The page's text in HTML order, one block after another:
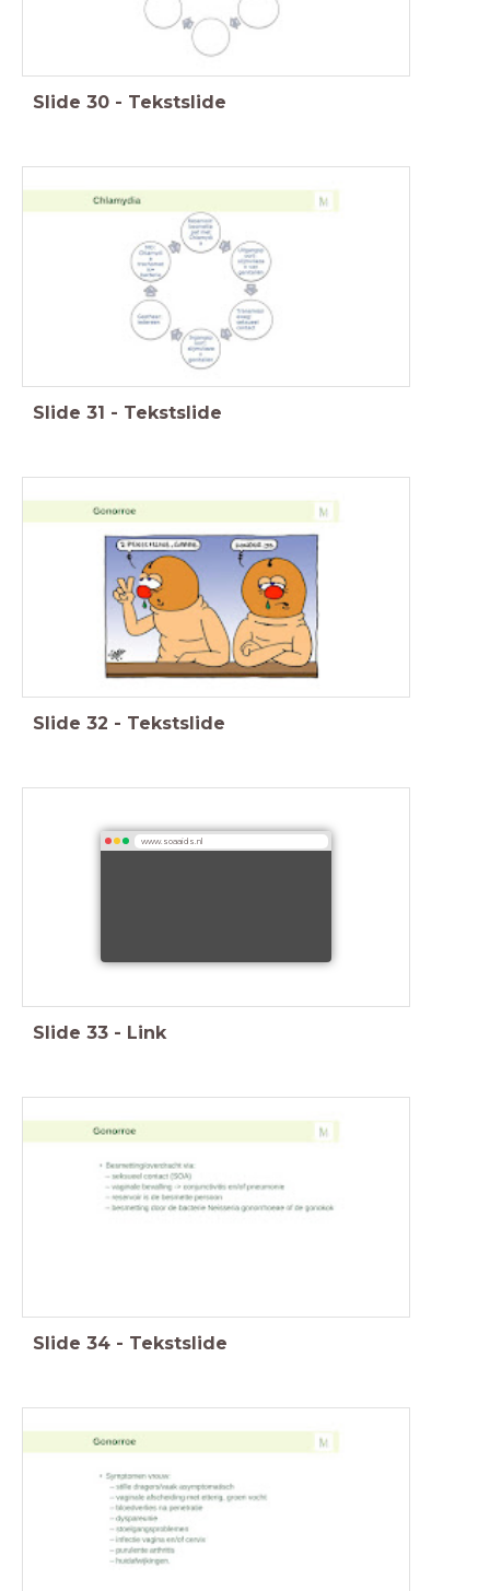
Slide 30 - Tekstslide
Slide 31 - Tekstslide
Slide 32 - Tekstslide
www.soaaids.nl
Slide 33 - Link
Slide 34 - Tekstslide